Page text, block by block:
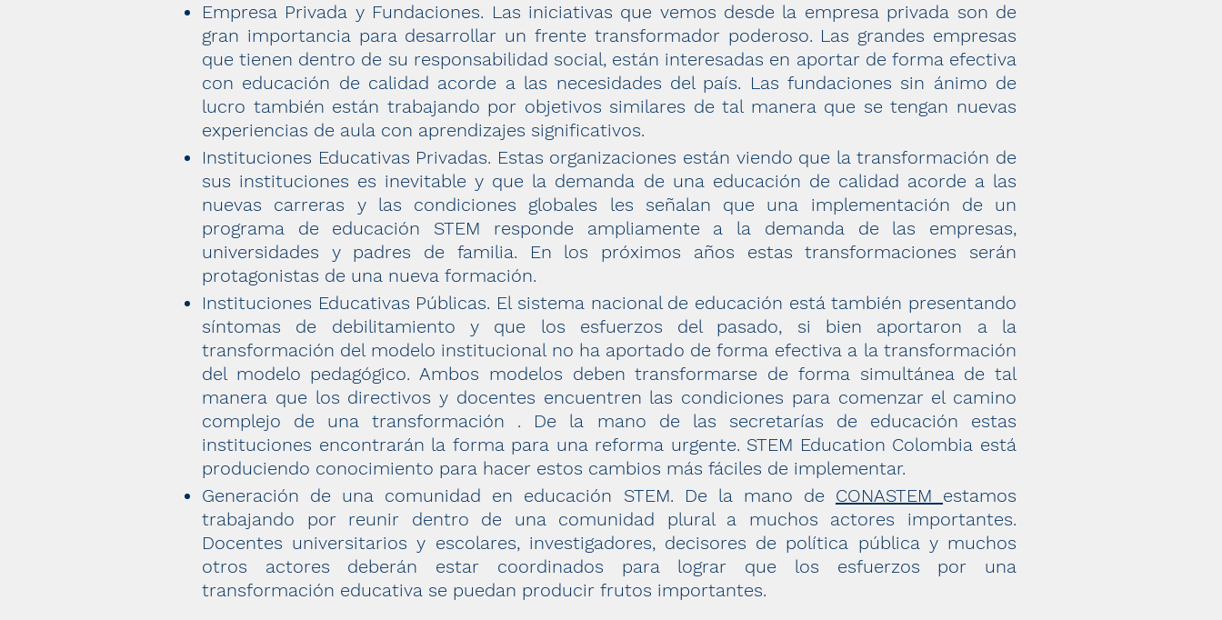
Empresa Privada y Fundaciones. Las iniciativas que vemos desde la empresa privada son de
gran importancia para desarrollar un frente transformador poderoso. Las grandes empresas
que tienen dentro de su responsabilidad social, están interesadas en aportar de forma efectiva
con educación de calidad acorde a las necesidades del país. Las fundaciones sin ánimo de
lucro también están trabajando por objetivos similares de tal manera que se tengan nuevas
experiencias de aula con aprendizajes significativos.
Instituciones Educativas Privadas. Estas organizaciones están viendo que la transformación de
sus instituciones es inevitable y que la demanda de una educación de calidad acorde a las
nuevas carreras y las condiciones globales les señalan que una implementación de un
programa de educación STEM responde ampliamente a la demanda de las empresas,
universidades y padres de familia. En los próximos años estas transformaciones serán
protagonistas de una nueva formación.
Instituciones Educativas Públicas. El sistema nacional de educación está también presentando
síntomas de debilitamiento y que los esfuerzos del pasado, si bien aportaron a la
transformación del modelo institucional no ha aportado de forma efectiva a la transformación
del modelo pedagógico. Ambos modelos deben transformarse de forma simultánea de tal
manera que los directivos y docentes encuentren las condiciones para comenzar el camino
complejo de una transformación . De la mano de las secretarías de educación estas
instituciones encontrarán la forma para una reforma urgente. STEM Education Colombia está
produciendo conocimiento para hacer estos cambios más fáciles de implementar.
Generación de una comunidad en educación STEM. De la mano de CONASTEM estamos
trabajando por reunir dentro de una comunidad plural a muchos actores importantes.
Docentes universitarios y escolares, investigadores, decisores de política pública y muchos
otros actores deberán estar coordinados para lograr que los esfuerzos por una
transformación educativa se puedan producir frutos importantes.